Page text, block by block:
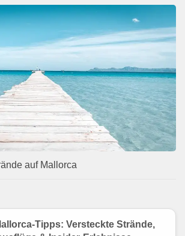
auf Mallorca
Tipps: Versteckte Strände,